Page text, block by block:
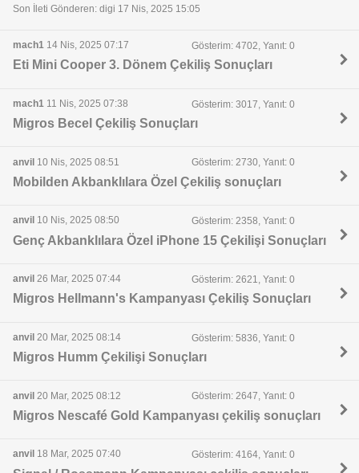
Son İleti Gönderen: digi 17 Nis, 2025 15:05
mach1 14 Nis, 2025 07:17 Gösterim: 4702, Yanıt: 0
Eti Mini Cooper 3. Dönem Çekiliş Sonuçları
mach1 11 Nis, 2025 07:38 Gösterim: 3017, Yanıt: 0
Migros Becel Çekiliş Sonuçları
anvil 10 Nis, 2025 08:51 Gösterim: 2730, Yanıt: 0
Mobilden Akbanklılara Özel Çekiliş sonuçları
anvil 10 Nis, 2025 08:50 Gösterim: 2358, Yanıt: 0
Genç Akbanklılara Özel iPhone 15 Çekilişi Sonuçları
anvil 26 Mar, 2025 07:44 Gösterim: 2621, Yanıt: 0
Migros Hellmann's Kampanyası Çekiliş Sonuçları
anvil 20 Mar, 2025 08:14 Gösterim: 5836, Yanıt: 0
Migros Humm Çekilişi Sonuçları
anvil 20 Mar, 2025 08:12 Gösterim: 2647, Yanıt: 0
Migros Nescafé Gold Kampanyası çekiliş sonuçları
anvil 18 Mar, 2025 07:40 Gösterim: 4164, Yanıt: 0